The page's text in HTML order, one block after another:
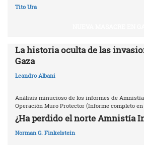
Tito Ura
La historia oculta de las
Gaza
Leandro Albani
Análisis minucioso de los informes de
Operación Muro Protector (Informe completo
¿Ha perdido el norte Amnistía
Norman G. Finkelstein